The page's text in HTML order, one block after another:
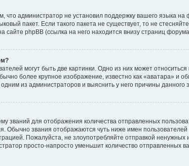
что администратор не установил поддержку вашего языка
пакет. Если такого пакета не существует, то не
phpBB (ссылка на него находится внизу страниц
могут быть две картинки. Одно из них может
более крупное изображение, известно как «аватара» и
из администраторов и выяснить у него причины данного
званий для отображения количества отправленных
Обычно звания отображаются чуть ниже имен
Пожалуйста, не злоупотребляйте отправкой
просто-напросто уменьшит количество